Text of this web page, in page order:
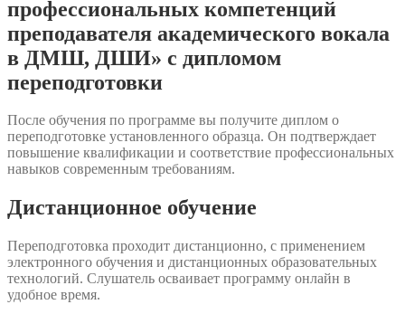
профессиональных компетенций
преподавателя академического вокала
в ДМШ, ДШИ» с дипломом
переподготовки
После обучения по программе вы получите диплом о
переподготовке установленного образца. Он подтверждает
повышение квалификации и соответствие профессиональных
навыков современным требованиям.
Дистанционное обучение
Переподготовка проходит дистанционно, с применением
электронного обучения и дистанционных образовательных
технологий. Слушатель осваивает программу онлайн в
удобное время.